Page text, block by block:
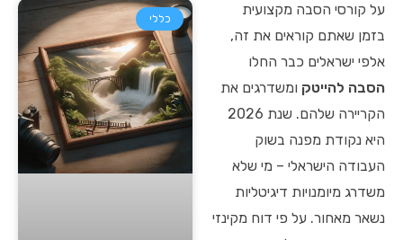
על קורסי הסבה מקצועית
בזמן שאתם קוראים את זה,
אלפי ישראלים כבר החלו
הסבה להייטק ומשדרגים את
הקריירה שלהם. שנת 2026
היא נקודת מפנה בשוק
העבודה הישראלי – מי שלא
משדרג מיומנויות דיגיטליות
נשאר מאחור. על פי דוח מקינזי
כללי